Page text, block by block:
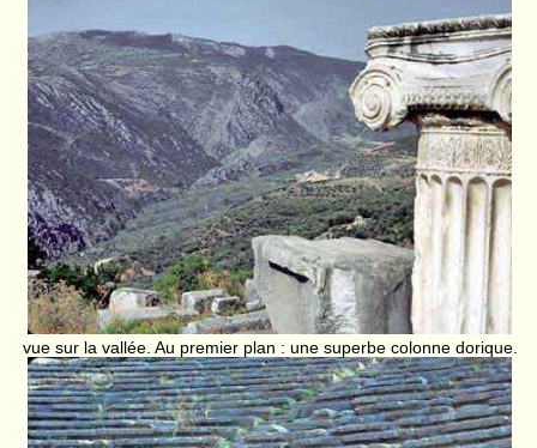
vue sur la vallée. Au premier plan : une superbe colonne dorique.